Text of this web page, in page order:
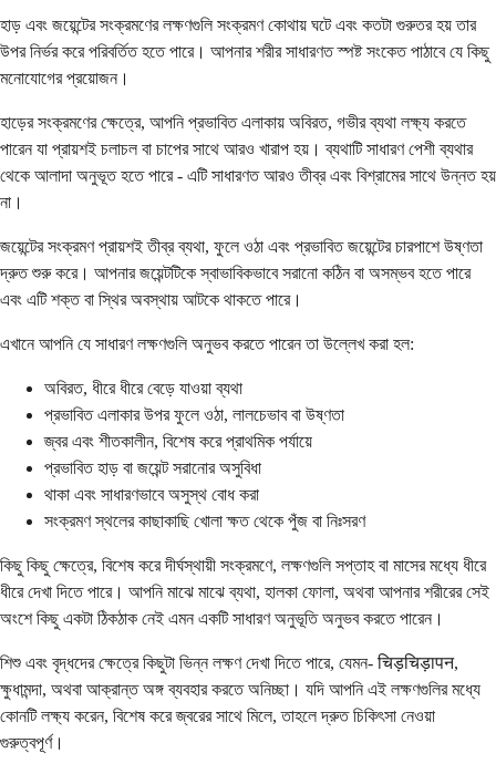
হাড় এবং জয়েন্টের সংক্রমণের লক্ষণগুলি সংক্রমণ কোথায় ঘটে এবং কতটা গুরুতর হয় তার
উপর নির্ভর করে পরিবর্তিত হতে পারে। আপনার শরীর সাধারণত স্পষ্ট সংকেত পাঠাবে যে কিছু
মনোযোগের প্রয়োজন।
হাড়ের সংক্রমণের ক্ষেত্রে, আপনি প্রভাবিত এলাকায় অবিরত, গভীর ব্যথা লক্ষ্য করতে
পারেন যা প্রায়শই চলাচল বা চাপের সাথে আরও খারাপ হয়। ব্যথাটি সাধারণ পেশী ব্যথার
থেকে আলাদা অনুভূত হতে পারে - এটি সাধারণত আরও তীব্র এবং বিশ্রামের সাথে উন্নত হয়
না।
জয়েন্টের সংক্রমণ প্রায়শই তীব্র ব্যথা, ফুলে ওঠা এবং প্রভাবিত জয়েন্টের চারপাশে উষ্ণতা
দ্রুত শুরু করে। আপনার জয়েন্টটিকে স্বাভাবিকভাবে সরানো কঠিন বা অসম্ভব হতে পারে
এবং এটি শক্ত বা স্থির অবস্থায় আটকে থাকতে পারে।
এখানে আপনি যে সাধারণ লক্ষণগুলি অনুভব করতে পারেন তা উল্লেখ করা হল:
অবিরত, ধীরে ধীরে বেড়ে যাওয়া ব্যথা
প্রভাবিত এলাকার উপর ফুলে ওঠা, লালচেভাব বা উষ্ণতা
জ্বর এবং শীতকালীন, বিশেষ করে প্রাথমিক পর্যায়ে
প্রভাবিত হাড় বা জয়েন্ট সরানোর অসুবিধা
থাকা এবং সাধারণভাবে অসুস্থ বোধ করা
সংক্রমণ স্থলের কাছাকাছি খোলা ক্ষত থেকে পুঁজ বা নিঃসরণ
কিছু কিছু ক্ষেত্রে, বিশেষ করে দীর্ঘস্থায়ী সংক্রমণে, লক্ষণগুলি সপ্তাহ বা মাসের মধ্যে ধীরে
ধীরে দেখা দিতে পারে। আপনি মাঝে মাঝে ব্যথা, হালকা ফোলা, অথবা আপনার শরীরের সেই
অংশে কিছু একটা ঠিকঠাক নেই এমন একটি সাধারণ অনুভূতি অনুভব করতে পারেন।
শিশু এবং বৃদ্ধদের ক্ষেত্রে কিছুটা ভিন্ন লক্ষণ দেখা দিতে পারে, যেমন- चिड़चिड़ापन,
ক্ষুধামন্দা, অথবা আক্রান্ত অঙ্গ ব্যবহার করতে অনিচ্ছা। যদি আপনি এই লক্ষণগুলির মধ্যে
কোনটি লক্ষ্য করেন, বিশেষ করে জ্বরের সাথে মিলে, তাহলে দ্রুত চিকিৎসা নেওয়া
গুরুত্বপূর্ণ।